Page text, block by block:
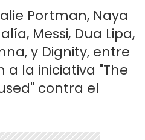
Portman, Naya
Messi, Dua Lipa,
y Dignity, entre
a la iniciativa "The
contra el